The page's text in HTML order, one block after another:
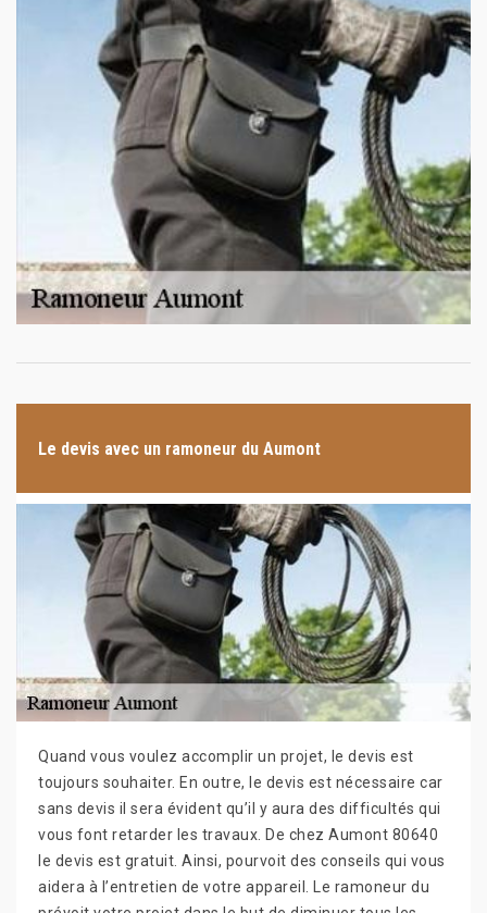
Le devis avec un ramoneur du Aumont
Quand vous voulez accomplir un projet, le devis est
toujours souhaiter. En outre, le devis est nécessaire car
sans devis il sera évident qu’il y aura des difficultés qui
vous font retarder les travaux. De chez Aumont 80640
le devis est gratuit. Ainsi, pourvoit des conseils qui vous
aidera à l’entretien de votre appareil. Le ramoneur du